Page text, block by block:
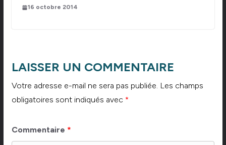
16 octobre 2014
LAISSER UN COMMENTAIRE
Votre adresse e-mail ne sera pas publiée. Les champs
obligatoires sont indiqués avec *
Commentaire *